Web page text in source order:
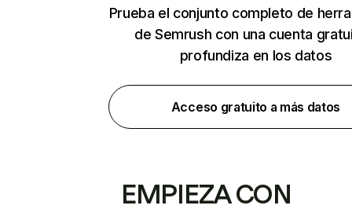
Prueba el conjunto completo de
de Semrush con una cuenta
profundiza en los datos
Acceso gratuito a más datos
EMPIEZA CON